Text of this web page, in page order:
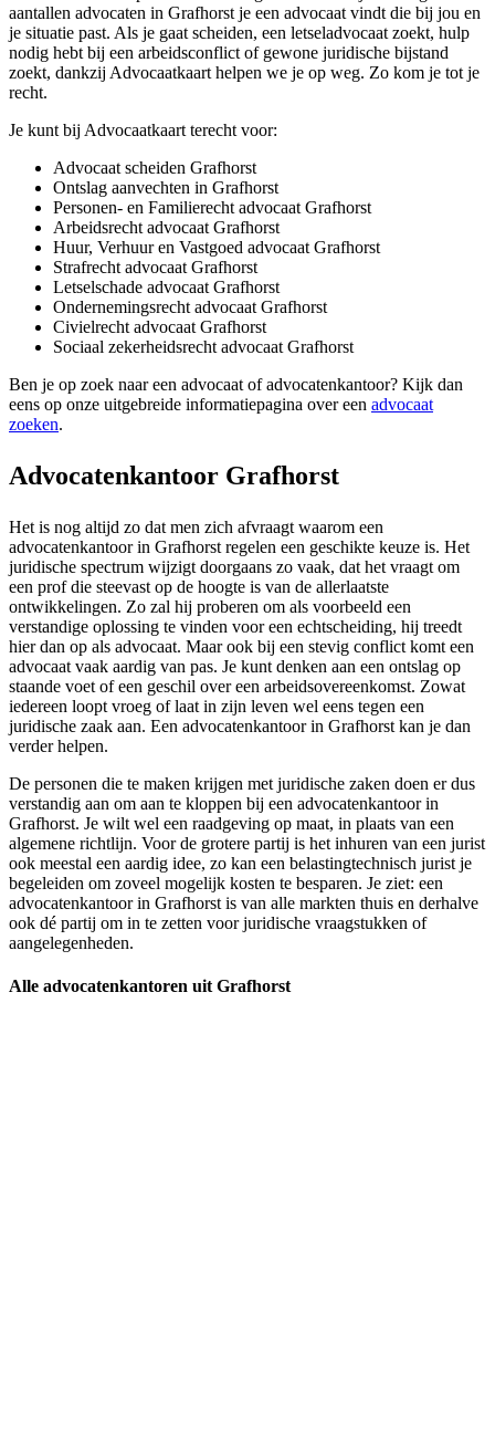
aantallen advocaten in Grafhorst je een advocaat vindt die bij jou en
je situatie past. Als je gaat scheiden, een letseladvocaat zoekt, hulp
nodig hebt bij een arbeidsconflict of gewone juridische bijstand
zoekt, dankzij Advocaatkaart helpen we je op weg. Zo kom je tot je
recht.
Je kunt bij Advocaatkaart terecht voor:
Advocaat scheiden Grafhorst
Ontslag aanvechten in Grafhorst
Personen- en Familierecht advocaat Grafhorst
Arbeidsrecht advocaat Grafhorst
Huur, Verhuur en Vastgoed advocaat Grafhorst
Strafrecht advocaat Grafhorst
Letselschade advocaat Grafhorst
Ondernemingsrecht advocaat Grafhorst
Civielrecht advocaat Grafhorst
Sociaal zekerheidsrecht advocaat Grafhorst
Ben je op zoek naar een advocaat of advocatenkantoor? Kijk dan
eens op onze uitgebreide informatiepagina over een advocaat
zoeken.
Advocatenkantoor Grafhorst
Het is nog altijd zo dat men zich afvraagt waarom een
advocatenkantoor in Grafhorst regelen een geschikte keuze is. Het
juridische spectrum wijzigt doorgaans zo vaak, dat het vraagt om
een prof die steevast op de hoogte is van de allerlaatste
ontwikkelingen. Zo zal hij proberen om als voorbeeld een
verstandige oplossing te vinden voor een echtscheiding, hij treedt
hier dan op als advocaat. Maar ook bij een stevig conflict komt een
advocaat vaak aardig van pas. Je kunt denken aan een ontslag op
staande voet of een geschil over een arbeidsovereenkomst. Zowat
iedereen loopt vroeg of laat in zijn leven wel eens tegen een
juridische zaak aan. Een advocatenkantoor in Grafhorst kan je dan
verder helpen.
De personen die te maken krijgen met juridische zaken doen er dus
verstandig aan om aan te kloppen bij een advocatenkantoor in
Grafhorst. Je wilt wel een raadgeving op maat, in plaats van een
algemene richtlijn. Voor de grotere partij is het inhuren van een jurist
ook meestal een aardig idee, zo kan een belastingtechnisch jurist je
begeleiden om zoveel mogelijk kosten te besparen. Je ziet: een
advocatenkantoor in Grafhorst is van alle markten thuis en derhalve
ook dé partij om in te zetten voor juridische vraagstukken of
aangelegenheden.
Alle advocatenkantoren uit Grafhorst